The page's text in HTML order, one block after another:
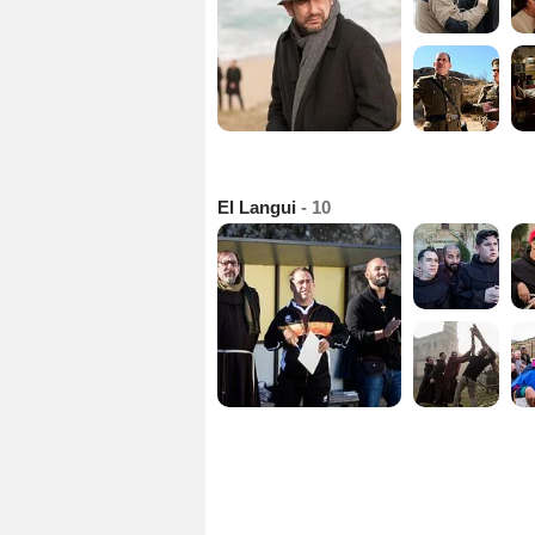
El Langui - 10